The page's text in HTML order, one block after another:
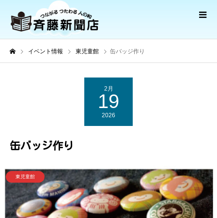
イベント情報 東児童館 缶バッジ作り
2月
19
2026
缶バッジ作り
東児童館